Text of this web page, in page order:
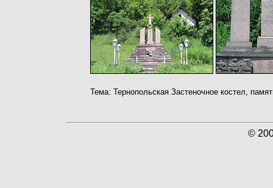
Тема: Тернопольская Застеночное костел,
©